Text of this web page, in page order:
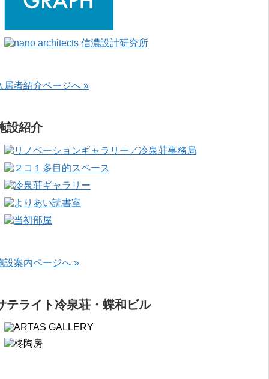
居者紹介ページへ »
設紹介
設案内ページへ »
テライト冷泉荘・蝶和ビル